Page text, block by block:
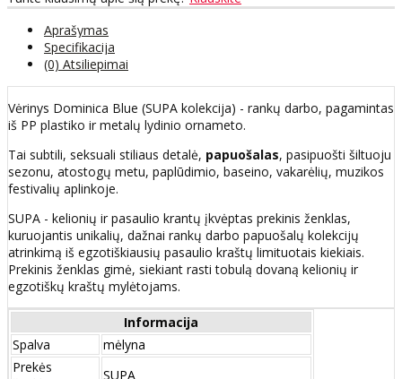
Aprašymas
Specifikacija
(0) Atsiliepimai
Vėrinys Dominica Blue (SUPA kolekcija) - rankų darbo, pagamintas
iš PP plastiko ir metalų lydinio ornameto.
Tai subtili, seksuali stiliaus detalė, papuošalas, pasipuošti šiltuoju
sezonu, atostogų metu, paplūdimio, baseino, vakarėlių, muzikos
festivalių aplinkoje.
SUPA - kelionių ir pasaulio krantų įkvėptas prekinis ženklas,
kuruojantis unikalių, dažnai rankų darbo papuošalų kolekcijų
atrinkimą iš egzotiškiausių pasaulio kraštų limituotais kiekiais.
Prekinis ženklas gimė, siekiant rasti tobulą dovaną kelionių ir
egzotiškų kraštų mylėtojams.
Informacija
Spalva
mėlyna
Prekės
SUPA